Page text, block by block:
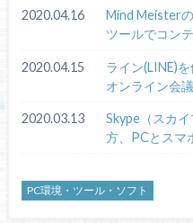
2020.04.16
Mind Meister
ツールでコン
2020.04.15
ライン(LINE)
オンライン会
2020.03.13
Skype（スカ
方、PCとスマ
PC環境・ツール・ソフト